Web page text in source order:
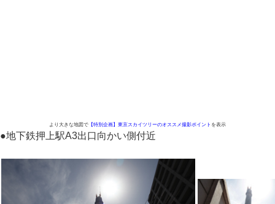
より大きな地図で 【特別企画】東京スカイツリーのオススメ撮影ポイント を表示
●地下鉄押上駅A3出口向かい側付近